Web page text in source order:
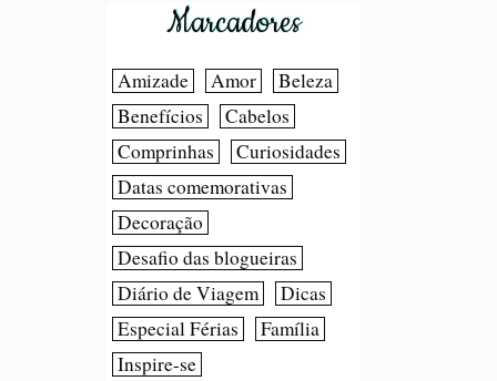
Marcadores
Amizade Amor
Beleza
Benefícios
Cabelos
Comprinhas
Curiosidades
Datas comemorativas
Decoração
Desafio das blogueiras
Diário de Viagem
Dicas
Especial Férias
Família
Inspire-se